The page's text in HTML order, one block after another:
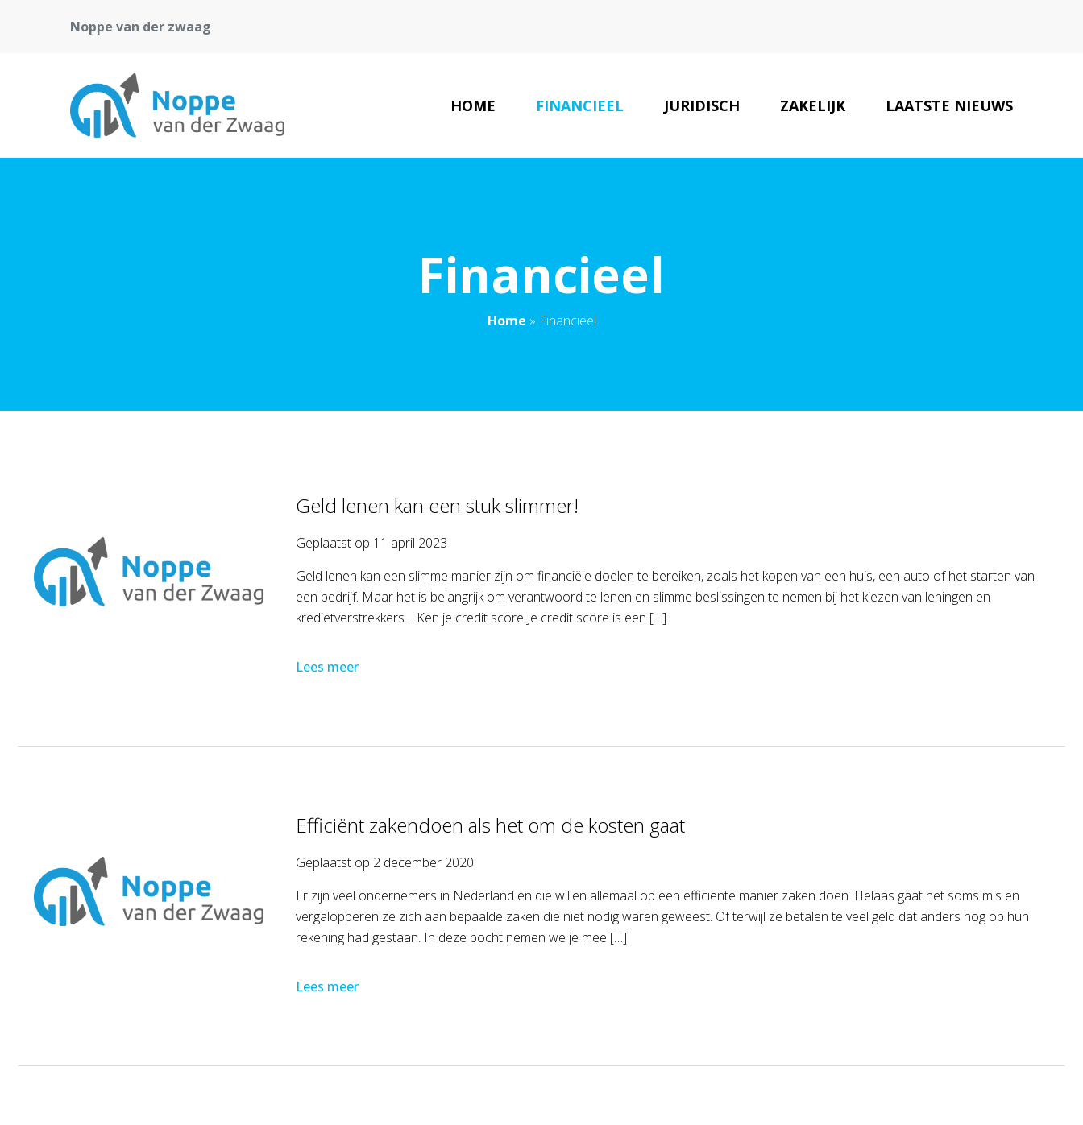
Noppe van der zwaag
HOME FINANCIEEL JURIDISCH ZAKELIJK LAATSTE NIEUWS
Financieel
Home » Financieel
Geld lenen kan een stuk slimmer!
Geplaatst op 11 april 2023
Geld lenen kan een slimme manier zijn om financiële doelen te bereiken, zoals het kopen van een huis, een auto of het starten van
een bedrijf. Maar het is belangrijk om verantwoord te lenen en slimme beslissingen te nemen bij het kiezen van leningen en
kredietverstrekkers… Ken je credit score Je credit score is een […]
Lees meer
Efficiënt zakendoen als het om de kosten gaat
Geplaatst op 2 december 2020
Er zijn veel ondernemers in Nederland en die willen allemaal op een efficiënte manier zaken doen. Helaas gaat het soms mis en
vergalopperen ze zich aan bepaalde zaken die niet nodig waren geweest. Of terwijl ze betalen te veel geld dat anders nog op hun
rekening had gestaan. In deze bocht nemen we je mee […]
Lees meer